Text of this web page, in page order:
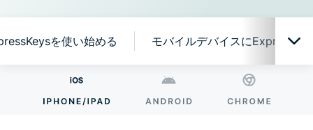
を使い始める モバイルデバイスに
アカウント保護に必要なものがすべて揃っています